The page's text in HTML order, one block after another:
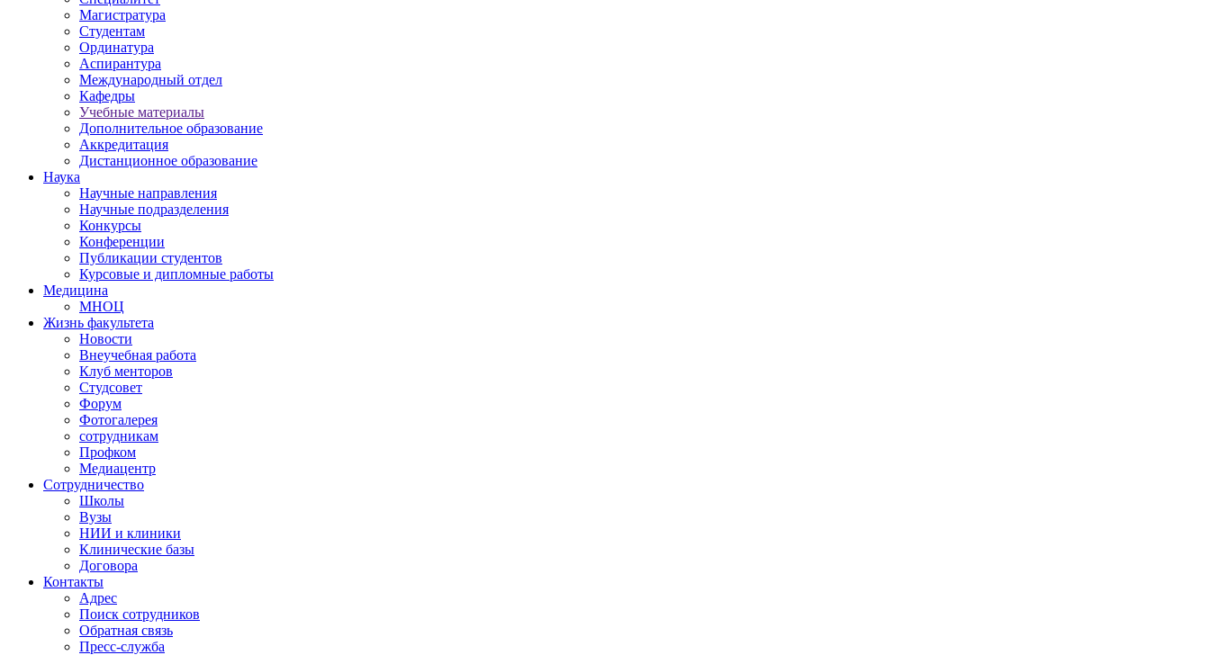
Магистратура
Студентам
Ординатура
Аспирантура
Международный отдел
Кафедры
Учебные материалы
Дополнительное образование
Аккредитация
Дистанционное образование
Наука
Научные направления
Научные подразделения
Конкурсы
Конференции
Публикации студентов
Курсовые и дипломные работы
Медицина
МНОЦ
Жизнь факультета
Новости
Внеучебная работа
Клуб менторов
Студсовет
Форум
Фотогалерея
сотрудникам
Профком
Медиацентр
Сотрудничество
Школы
Вузы
НИИ и клиники
Клинические базы
Договора
Контакты
Адрес
Поиск сотрудников
Обратная связь
Пресс-служба